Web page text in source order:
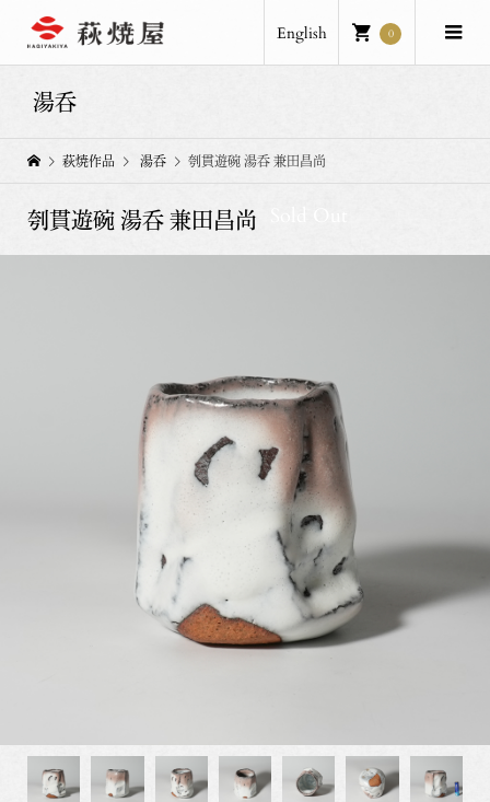
English 0
湯呑
萩焼作品 湯呑 刳貫遊碗 湯呑 兼田昌尚
刳貫遊碗 湯呑 兼田昌尚